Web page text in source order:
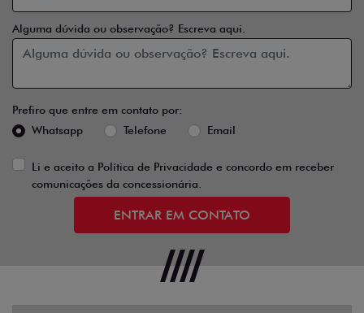
Alguma dúvida ou observação? Escreva aqui.
Prefiro que entre em contato por:
Whatsapp
Telefone Email
Li e aceito a Política de Privacidade e concordo em receber
comunicações da concessionária.
ENTRAR EM CONTATO